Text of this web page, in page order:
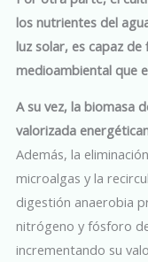
los nutrientes del
luz solar, es capaz de
medioambiental que
A su vez, la biomasa
valorizada
Además, la
microalgas y la
digestión anaerobia
nitrógeno y fósforo
incrementando su